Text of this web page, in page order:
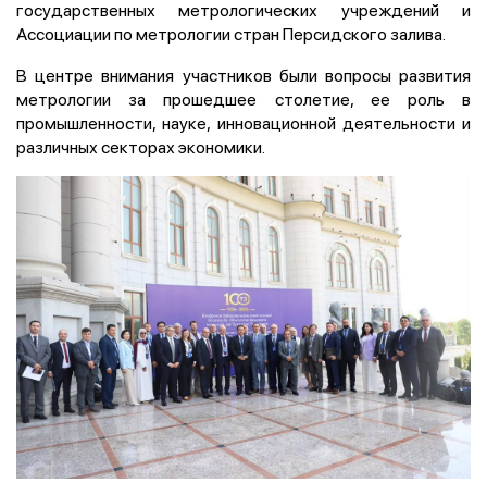
государственных метрологических учреждений и
Ассоциации по метрологии стран Персидского залива.
В центре внимания участников были вопросы развития
метрологии за прошедшее столетие, ее роль в
промышленности, науке, инновационной деятельности и
различных секторах экономики.